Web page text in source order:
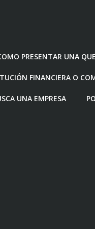
PRESENTAR UNA
FINANCIERA O
UNA EMPRESA